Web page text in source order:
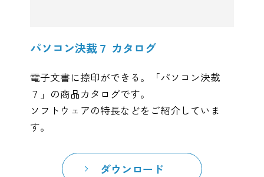
パソコン決裁７ カタログ
電子文書に捺印ができる。「パソコン決裁
７」の商品カタログです。
ソフトウェアの特長などをご紹介していま
す。
ダウンロード